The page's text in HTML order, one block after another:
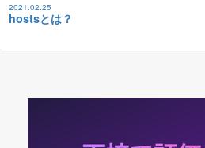
2021.02.25
hostsとは？